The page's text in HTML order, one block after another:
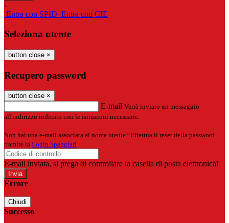
-
Entra con SPID Entra con CIE
Seleziona utente
button close ×
Recupero password
button close ×
E-mail Verrà inviato un messaggio
all'indirizzo indicato con le istruzioni necessarie.
Non hai una e-mail associata al nome utente? Effettua il reset della password
tramite la Login Spaggiari
E-mail inviata, si prega di controllare la casella di posta elettronica!
Errore
Chiudi
Successo